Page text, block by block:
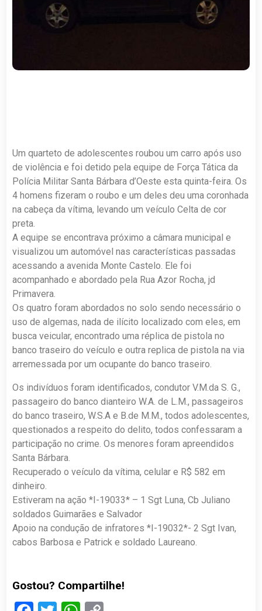
Um quarteto de adolescentes roubou um carro após uso
de violência e foi detido pela equipe de Força Tática da
Polícia Militar Santa Bárbara d’Oeste esta quinta-feira. Os
4 homens fizeram o roubo e um deles deu uma coronhada
na cabeça da vítima, levando um veículo Celta de cor
preta.
A equipe se encontrava próximo a câmara municipal e
visualizou um automóvel nas características passadas
acessando a avenida Monte Castelo. Ele foi
acompanhado e abordado pela Rua Azor Rocha, jd
Primavera.
Os quatro foram abordados no solo sendo necessário o
uso de algemas, nada de ilícito localizado com eles, em
busca veicular, encontrado uma réplica de pistola no
banco traseiro do veículo e outra replica de pistola na via
arremessada por um ocupante do banco traseiro.
Os indivíduos foram identificados, condutor V.M.da S. G.,
passageiro do banco dianteiro W.A. de L.M., passageiros
do banco traseiro, W.S.A e B.de M.M., todos adolescentes,
questionados a respeito do delito, todos confessaram a
participação no crime. Os menores foram apreendidos
Santa Bárbara.
Recuperado o veículo da vítima, celular e R$ 582 em
dinheiro.
Estiveram na ação *I-19033* – 1 Sgt Luna, Cb Juliano
soldados Guimarães e Salvador
Apoio na condução de infratores *I-19032*- 2 Sgt Ivan,
cabos Barbosa e Patrick e soldado Laureano.
Gostou? Compartilhe!